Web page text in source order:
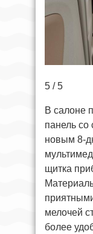
5 / 5
В салоне
панель со
новым 8-
щитка
мелочей
более